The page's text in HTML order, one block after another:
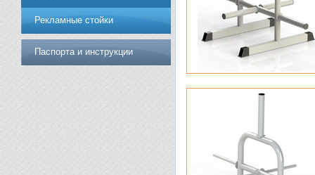
Рекламные стойки
Паспорта и инструкции